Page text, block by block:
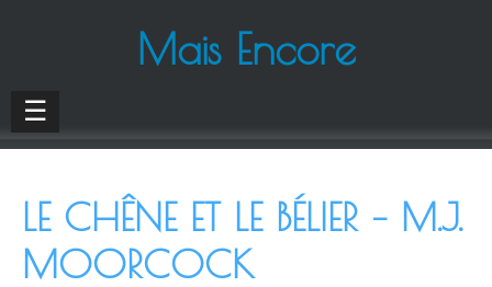
Mais Encore
☰
LE CHÊNE ET LE BÉLIER – M.J.
MOORCOCK